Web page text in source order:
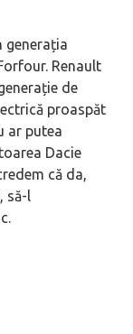
generația
Renault
de
proaspăt
ar putea
Dacie
că da,
să-l